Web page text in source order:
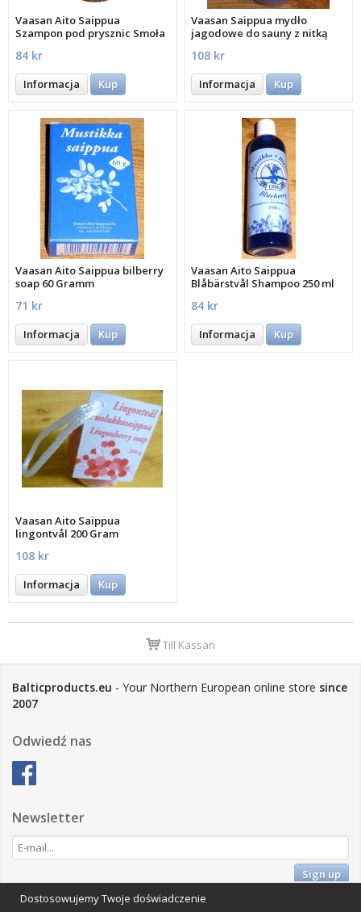
Vaasan Aito Saippua
Szampon pod prysznic Smoła
84 kr
Informacja Kup
Vaasan Saippua mydło
jagodowe do sauny z nitką
108 kr
Informacja Kup
Vaasan Aito Saippua bilberry
soap 60 Gramm
71 kr
Informacja Kup
Vaasan Aito Saippua
Blåbärstvål Shampoo 250 ml
84 kr
Informacja Kup
Vaasan Aito Saippua
lingontvål 200 Gram
108 kr
Informacja Kup
Till Kassan
Balticproducts.eu - Your Northern European online store since
2007
Odwiedź nas
Newsletter
Sign up
Impressum
Dostosowujemy Twoje doświadczenie